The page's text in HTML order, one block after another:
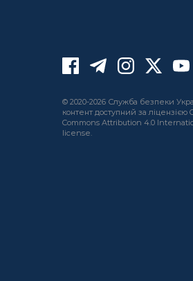
© 2020-2026 Служба безпеки
контент доступний за ліцензією
Commons Attribution 4.0
license.